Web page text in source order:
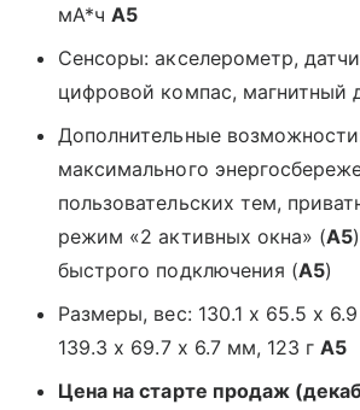
мА*чA5
Сенсоры: акселерометр,
цифровой компас, магнитный
Дополнительные
максимального
пользовательских тем,
режим «2 активных окна» (A5
быстрого подключения (A5)
Размеры, вес: 130.1 x 65.5 x
139.3 x 69.7 x 6.7 мм, 123 гA5
Цена на старте продаж